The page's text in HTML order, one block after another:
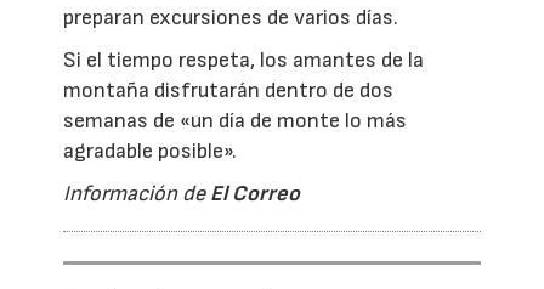
preparan excursiones de varios días.
Si el tiempo respeta, los amantes de la
montaña disfrutarán dentro de dos
semanas de «un día de monte lo más
agradable posible».
Información deEl Correo